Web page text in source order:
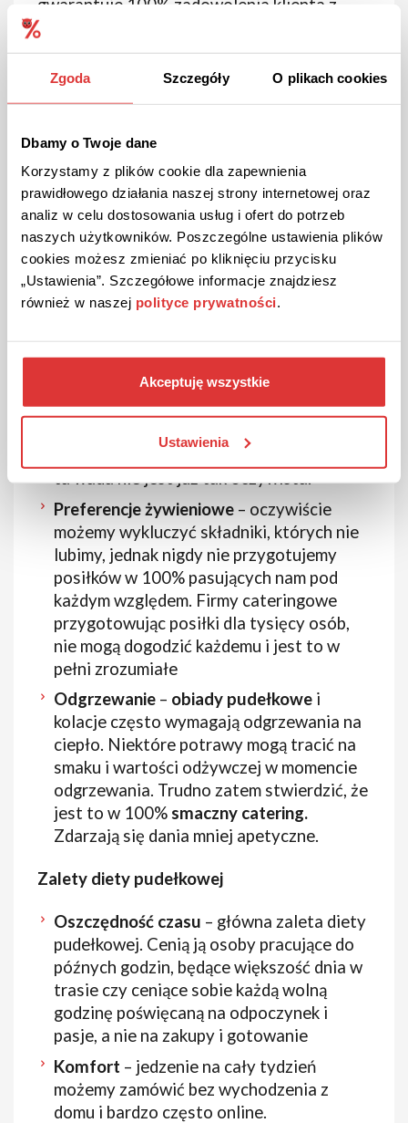
Zgoda Szczegóły O plikach cookies
Dbamy o Twoje dane
Korzystamy z plików cookie dla zapewnienia
prawidłowego działania naszej strony internetowej oraz
analiz w celu dostosowania usług i ofert do potrzeb
naszych użytkowników. Poszczególne ustawienia plików
cookies możesz zmieniać po kliknięciu przycisku
„Ustawienia”. Szczegółowe informacje znajdziesz
również w naszej polityce prywatności.
Akceptuję wszystkie
Ustawienia
gwarantuje 100% zadowolenia klienta z
usługi cateringowej. Istnieją zarówno
pozytywne strony, jak i wady tego typu
diety, o których warto wiedzieć. Poniżej w
Wady diety pudełkowej
Cena- Podstawowym czynnikiem, który
zniechęca jest cena. Wyżywienie 1 osoby
kosztuje ponad 1000 zł. W przypadku
rodziny 5-osobowej mamy dość wysokie
koszty. W przypadku rodziny 2-osobowej
spożywczych na cały miesiąc (również
tych nie zawsze potrzebnych – słodycze,
chipsy, napoje) to okazuje się, że dieta
pudełkowa nie jest dużo droższa. Do tego
prąd, gaz, paliwo na zakupy i wychodzi, że
ta wada nie jest już tak oczywista.
Preferencje żywieniowe– oczywiście
możemy wykluczyć składniki, których nie
lubimy, jednak nigdy nie przygotujemy
posiłków w 100% pasujących nam pod
każdym względem. Firmy cateringowe
przygotowując posiłki dla tysięcy osób,
nie mogą dogodzić każdemu i jest to w
pełni zrozumiałe
Odgrzewanie– obiady pudełkowei
kolacje często wymagają odgrzewania na
ciepło. Niektóre potrawy mogą tracić na
smaku i wartości odżywczej w momencie
odgrzewania. Trudno zatem stwierdzić, że
jest to w 100% smaczny catering.
Zdarzają się dania mniej apetyczne.
Zalety diety pudełkowej
Oszczędność czasu – główna zaleta diety
pudełkowej. Cenią ją osoby pracujące do
późnych godzin, będące większość dnia w
trasie czy ceniące sobie każdą wolną
godzinę poświęcaną na odpoczynek i
pasje, a nie na zakupy i gotowanie
Komfort – jedzenie na cały tydzień
możemy zamówić bez wychodzenia z
domu i bardzo często online.